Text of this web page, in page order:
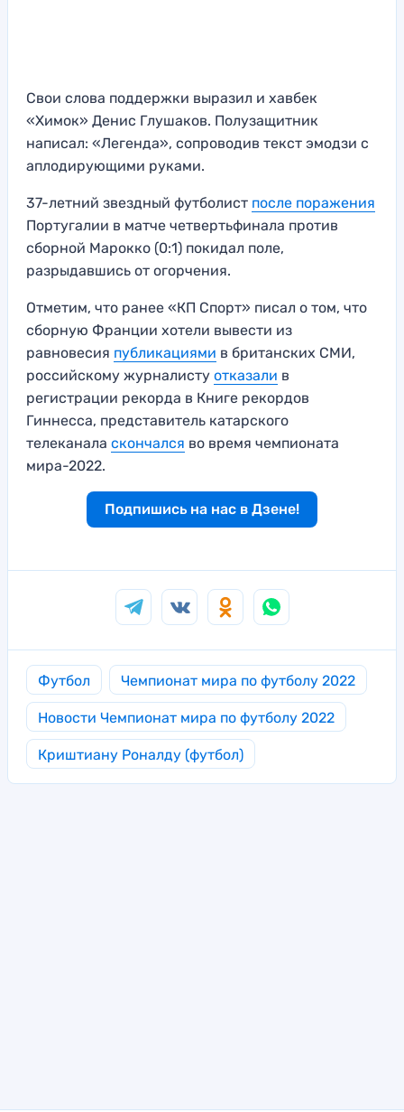
Свои слова поддержки выразил и хавбек
«Химок» Денис Глушаков. Полузащитник
написал: «Легенда», сопроводив текст эмодзи с
аплодирующими руками.
37-летний звездный футболист после поражения
Португалии в матче четвертьфинала против
сборной Марокко (0:1) покидал поле,
разрыдавшись от огорчения.
Отметим, что ранее «КП Спорт» писал о том, что
сборную Франции хотели вывести из
равновесия публикациями в британских СМИ,
российскому журналисту отказали в
регистрации рекорда в Книге рекордов
Гиннесса, представитель катарского
телеканала скончался во время чемпионата
мира-2022.
Подпишись на нас в Дзене!
Футбол Чемпионат мира по футболу 2022
Новости Чемпионат мира по футболу 2022
Криштиану Роналду (футбол)